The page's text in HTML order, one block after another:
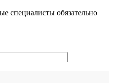
специалисты обязательно